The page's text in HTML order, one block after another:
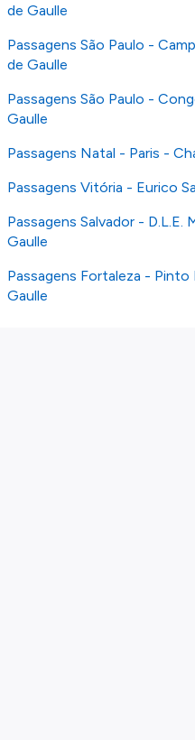
de Gaulle
Passagens São Paulo -
de Gaulle
Passagens São Paulo -
Gaulle
Passagens Natal - Paris -
Passagens Vitória - Eurico
Passagens Salvador - D.L.E.
Gaulle
Passagens Fortaleza -
Gaulle